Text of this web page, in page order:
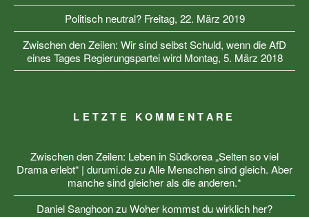
Politisch neutral? Freitag, 22. März 2019
Zwischen den Zeilen: Wir sind selbst Schuld, wenn die AfD
eines Tages Regierungspartei wird Montag, 5. März 2018
LETZTE KOMMENTARE
Zwischen den Zeilen: Leben in Südkorea „Selten so viel
Drama erlebt“ | durumi.dezuAlle Menschen sind gleich. Aber
manche sind gleicher als die anderen.*
Daniel SanghoonzuWoher kommst du wirklich her?